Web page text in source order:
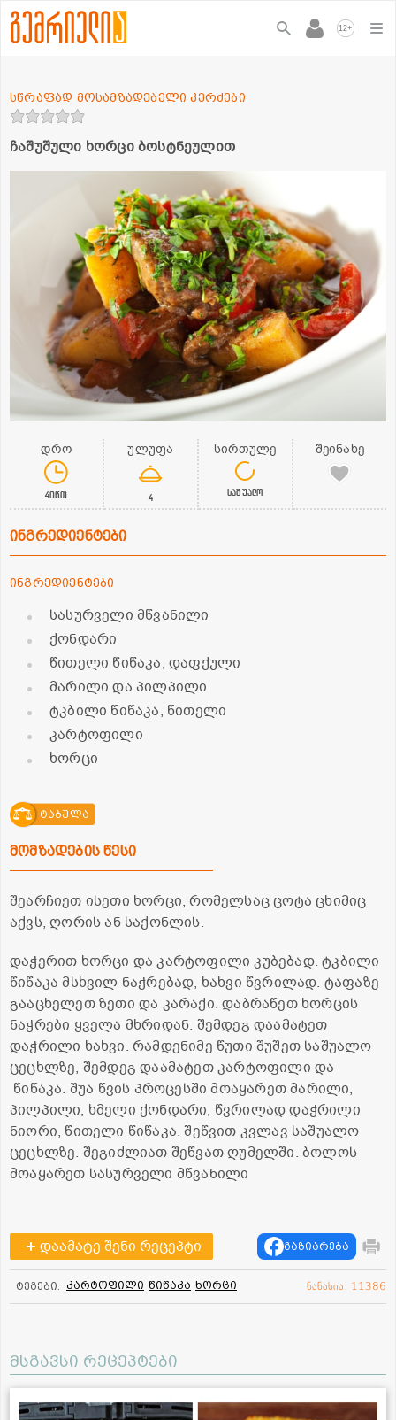
12+
ჩაშუშული ხორცი ბოსტნეულით
სწრაფად მოსამზადებელი კერძები
დრო
40წთ
ულუფა
4
სირთულე
საშუალო
შეინახე
ინგრედიენტები
ინგრედიენტები
სასურველი მწვანილი
ქონდარი
წითელი წიწაკა, დაფქული
მარილი და პილპილი
ტკბილი წიწაკა, წითელი
კარტოფილი
ხორცი
ტაბულა
მომზადების წესი
შეარჩიეთ ისეთი ხორცი, რომელსაც ცოტა ცხიმიც
აქვს, ღორის ან საქონლის.
დაჭერით ხორცი და კარტოფილი კუბებად. ტკბილი
წიწაკა მსხვილ ნაჭრებად, ხახვი წვრილად. ტაფაზე
გააცხელეთ ზეთი და კარაქი. დაბრაწეთ ხორცის
ნაჭრები ყველა მხრიდან. შემდეგ დაამატეთ
დაჭრილი ხახვი. რამდენიმე წუთი შუშეთ საშუალო
ცეცხლზე, შემდეგ დაამატეთ კარტოფილი და
წიწაკა. შუა წვის პროცესში მოაყარეთ მარილი,
პილპილი, ხმელი ქონდარი, წვრილად დაჭრილი
ნიორი, წითელი წიწაკა. შეწვით კვლავ საშუალო
ცეცხლზე. შეგიძლიათ შეწვათ ღუმელში. ბოლოს
მოაყარეთ სასურველი მწვანილი
დაამატე შენი რეცეპტი გაზიარება
ტეგები: კარტოფილი წიწაკა ხორცი ნანახია: 11386
მსგავსი რეცეპტები